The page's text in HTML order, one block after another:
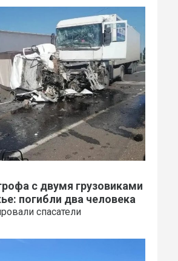
с двумя грузовиками
погибли два человека
спасатели